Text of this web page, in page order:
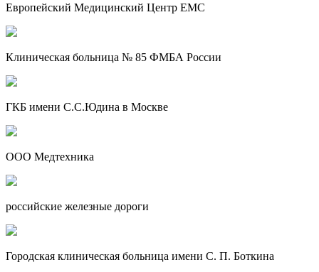
Европейский Медицинский Центр EMC
Клиническая больница № 85 ФМБА России
ГКБ имени С.С.Юдина в Москве
ООО Медтехника
российские железные дороги
Городская клиническая больница имени С. П. Боткина